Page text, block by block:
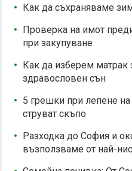
Как да съхраняваме
Проверка на имот
при закупуване
Как да изберем матрак
здравословен сън
5 грешки при лепене
струват скъпо
Разходка до София и
възползваме от най-